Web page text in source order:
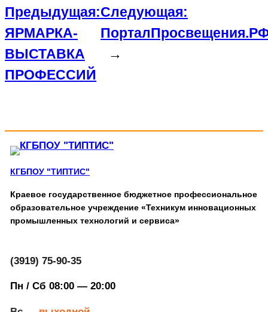
Предыдущая:
ЯРМАРКА-
ВЫСТАВКА
ПРОФЕССИЙ
Следующая:
→
КГБПОУ "ТИПТИС"
Краевое государственное бюджетное профессиональное
образовательное учреждение «Техникум инновационных
промышленных технологий и сервиса»
(3919) 75-90-35
Пн / Сб 08:00 — 20:00